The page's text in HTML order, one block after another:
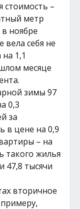
стоимость –
метр
в ноябре
вела себя не
1,1
месяце
зимы 97
0,3
за
в цене на 0,9
– на
такого жилья
47,8 тысячи
вторичное